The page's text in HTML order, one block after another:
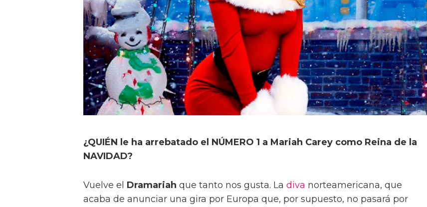
¿QUIÉN le ha arrebatado el NÚMERO 1 a Mariah Carey como Reina de la
NAVIDAD?
Vuelve el Dramariah que tanto nos gusta. La diva norteamericana, que
acaba de anunciar una gira por Europa que, por supuesto, no pasará por